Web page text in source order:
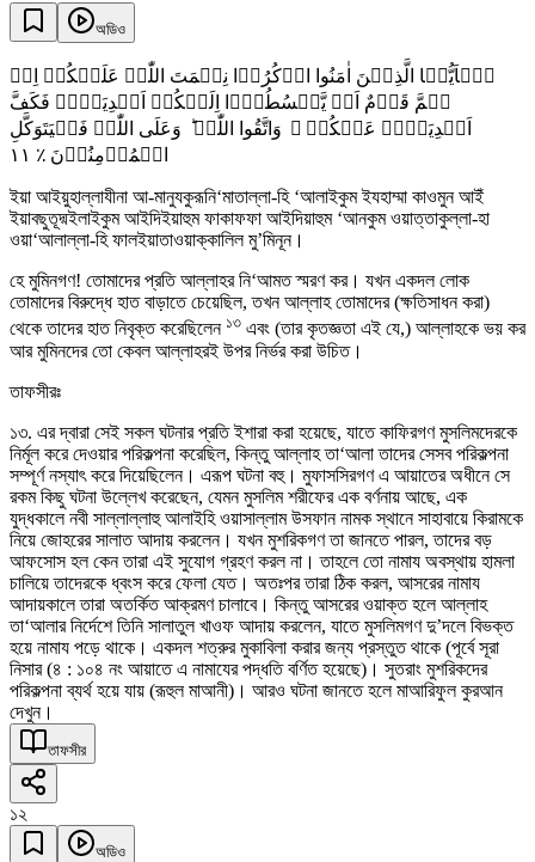
অডিও
یٰۤاَیُّہَا الَّذِیۡنَ اٰمَنُوا اذۡکُرُوۡا نِعۡمَتَ اللّٰہِ عَلَیۡکُمۡ اِذۡ
ہَمَّ قَوۡمٌ اَنۡ یَّبۡسُطُوۡۤا اِلَیۡکُمۡ اَیۡدِیَہُمۡ فَکَفَّ
اَیۡدِیَہُمۡ عَنۡکُمۡ ۚ وَاتَّقُوا اللّٰہَ ؕ وَعَلَی اللّٰہِ فَلۡیَتَوَکَّلِ
الۡمُؤۡمِنُوۡنَ ٪ ١١
ইয়া আইয়ুহাল্লাযীনা আ-মানুযকুরূনি‘মাতাল্লা-হি ‘আলাইকুম ইযহাম্মা কাওমুন আইঁ
ইয়াবছুতূদ্মইলাইকুম আইদিইয়াহুম ফাকাফফা আইদিয়াহুম ‘আনকুম ওয়াত্তাকুল্লা-হা
ওয়া‘আলাল্লা-হি ফালইয়াতাওয়াক্কালিল মু’মিনূন।
হে মুমিনগণ! তোমাদের প্রতি আল্লাহর নি‘আমত স্মরণ কর। যখন একদল লোক
তোমাদের বিরুদ্ধে হাত বাড়াতে চেয়েছিল, তখন আল্লাহ তোমাদের (ক্ষতিসাধন করা)
থেকে তাদের হাত নিবৃক্ত করেছিলেন ১৩ এবং (তার কৃতজ্ঞতা এই যে,) আল্লাহকে ভয় কর
আর মুমিনদের তো কেবল আল্লাহরই উপর নির্ভর করা উচিত।
তাফসীরঃ
১৩. এর দ্বারা সেই সকল ঘটনার প্রতি ইশারা করা হয়েছে, যাতে কাফিরগণ মুসলিমদেরকে
নির্মূল করে দেওয়ার পরিকল্পনা করেছিল, কিন্তু আল্লাহ তা‘আলা তাদের সেসব পরিকল্পনা
সম্পূর্ণ নস্যাৎ করে দিয়েছিলেন। এরূপ ঘটনা বহু। মুফাসসিরগণ এ আয়াতের অধীনে সে
রকম কিছু ঘটনা উল্লেখ করেছেন, যেমন মুসলিম শরীফের এক বর্ণনায় আছে, এক
যুদ্ধকালে নবী সাল্লাল্লাহু আলাইহি ওয়াসাল্লাম উসফান নামক স্থানে সাহাবায়ে কিরামকে
নিয়ে জোহরের সালাত আদায় করলেন। যখন মুশরিকগণ তা জানতে পারল, তাদের বড়
আফসোস হল কেন তারা এই সুযোগ গ্রহণ করল না। তাহলে তো নামায অবস্থায় হামলা
চালিয়ে তাদেরকে ধ্বংস করে ফেলা যেত। অতঃপর তারা ঠিক করল, আসরের নামায
আদায়কালে তারা অতর্কিত আক্রমণ চালাবে। কিন্তু আসরের ওয়াক্ত হলে আল্লাহ
তা‘আলার নির্দেশে তিনি সালাতুল খাওফ আদায় করলেন, যাতে মুসলিমগণ দু’দলে বিভক্ত
হয়ে নামায পড়ে থাকে। একদল শত্রুর মুকাবিলা করার জন্য প্রস্তুত থাকে (পূর্বে সূরা
নিসার (৪ : ১০৪ নং আয়াতে এ নামাযের পদ্ধতি বর্ণিত হয়েছে)। সুতরাং মুশরিকদের
পরিকল্পনা ব্যর্থ হয়ে যায় (রূহুল মাআনী)। আরও ঘটনা জানতে হলে মাআরিফুল কুরআন
দেখুন।
তাফসীর
১২
অডিও